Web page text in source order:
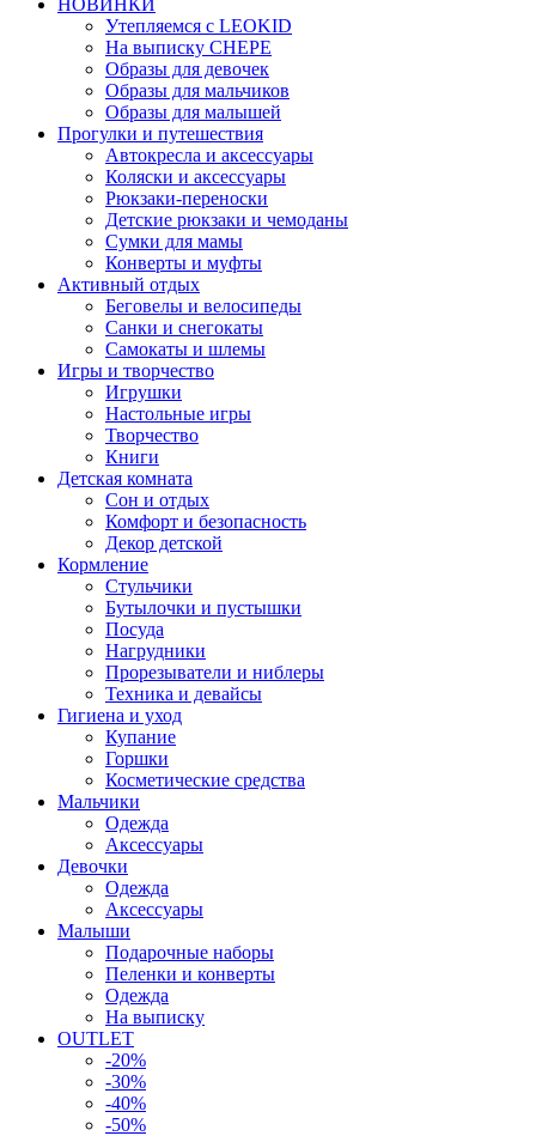
Утепляемся с LEOKID
На выписку CHEPE
Образы для девочек
Образы для мальчиков
Образы для малышей
Прогулки и путешествия
Автокресла и аксессуары
Коляски и аксессуары
Рюкзаки-переноски
Детские рюкзаки и чемоданы
Сумки для мамы
Конверты и муфты
Активный отдых
Беговелы и велосипеды
Санки и снегокаты
Самокаты и шлемы
Игры и творчество
Игрушки
Настольные игры
Творчество
Книги
Детская комната
Сон и отдых
Комфорт и безопасность
Декор детской
Кормление
Стульчики
Бутылочки и пустышки
Посуда
Нагрудники
Прорезыватели и ниблеры
Техника и девайсы
Гигиена и уход
Купание
Горшки
Косметические средства
Мальчики
Одежда
Аксессуары
Девочки
Одежда
Аксессуары
Малыши
Подарочные наборы
Пеленки и конверты
Одежда
На выписку
OUTLET
-20%
-30%
-40%
-50%